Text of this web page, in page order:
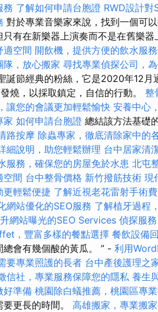
務 了解如何申請台胞證 RWD設計對
對於專業音樂家來說，找到一個可
有在新樂器上演奏而不是在舊樂器
適空間 開飲機，提供方便的飲水服
，放心搬家 尋找專業偵探公司，
誕節經典的粉絲，它是2020年12
燒，以採取鎮定，自信的行動。 整
讓您的會議更加輕鬆愉快 安養中心
家 如何申請台胞證 總結該方法基礎
路按摩 除蟲專家，徹底清除家中的
細說明，助您輕鬆辦理 台中居家清
服務，確保您的房屋免於水患 北屯
空間 台中整骨價格 新竹撥筋技術 現
更輕鬆便捷 了解近視老花雷射手術
網站優化的SEO服務 了解植牙過程
網站曝光的SEO Services 偵探服
，豐富多樣的餐點選擇 餐飲設備
會有幾個酸的黃瓜。 ” - 利用
要專業照護的長者 台中產後護理之
信社，專業服務保障您的隱私 養生
好準備 桃園除白蟻推薦，桃園區專
更長的時間。 高雄搬家，專業搬